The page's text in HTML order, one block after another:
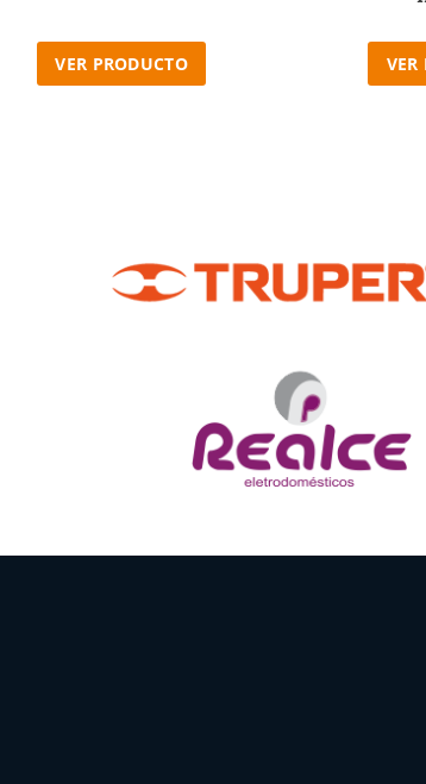
VER PRODUCTO VER